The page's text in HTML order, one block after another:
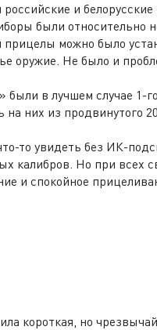
российские и
были относительно
прицелы можно было
оружие. Не было и
в лучшем случае 1-
них из продвинутого
то увидеть без ИК-
калибров. Но при всех
и спокойное
короткая, но